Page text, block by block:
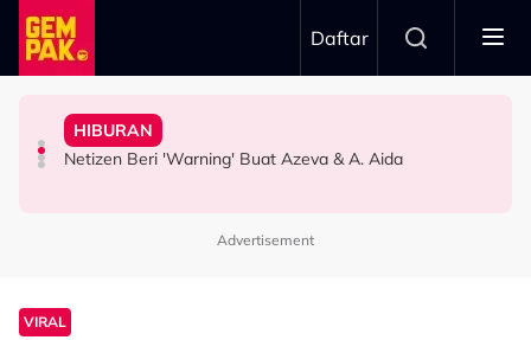
Skip to main content
Daftar
Bawa Anak Ke Klinik, Syasya Rizal Terkejut Dikenali
Doktor
HIBURAN
Netizen Beri 'Warning' Buat Azeva & A. Aida
Kilauan Emas Selebriti: Fazlina Ahmad Daud Elak Nyanyi
Lagu Ogy, Tak Mahu Ada Perbandingan - "Saya Tak Nak
Sanggup ‘Battle’ Beli Tiket Gema Bumantara, Noraniza
Idris: “Masa Dapat Call, Ingat Jemput Jadi Penonton”
Advertisement
VIRAL